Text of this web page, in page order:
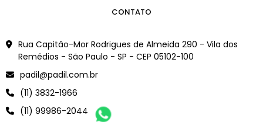
CONTATO
Rua Capitão-Mor Rodrigues de Almeida 290 - Vila dos
Remédios - São Paulo - SP - CEP 05102-100
padil@padil.com.br
(11) 3832-1966
(11) 99986-2044